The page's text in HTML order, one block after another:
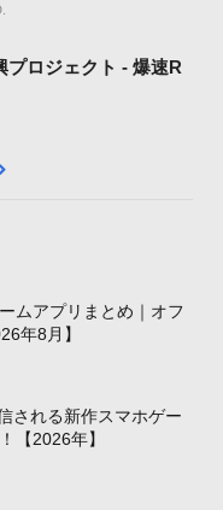
プロジェクト - 爆速R
ムアプリまとめ｜オフ
年8月】
される新作スマホゲー
【2026年】